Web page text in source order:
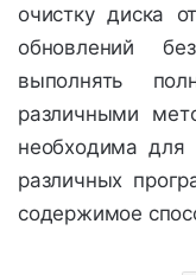
очистку диска
обновлений
выполнять
различными
необходима для
различных
содержимое